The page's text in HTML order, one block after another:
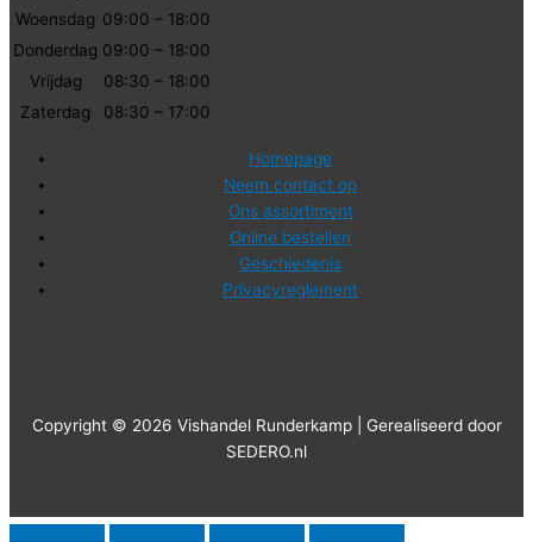
Woensdag 09:00 – 18:00
Donderdag 09:00 – 18:00
Vrijdag
08:30 – 18:00
Zaterdag
08:30 – 17:00
Homepage
Neem contact op
Ons assortiment
Online bestellen
Geschiedenis
Privacyreglement
Copyright © 2026 Vishandel Runderkamp | Gerealiseerd door
SEDERO.nl